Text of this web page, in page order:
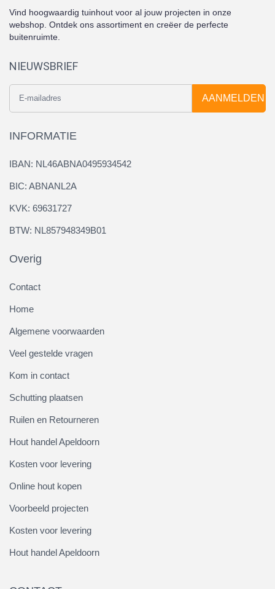
Vind hoogwaardig tuinhout voor al jouw projecten in onze
webshop. Ontdek ons assortiment en creëer de perfecte
buitenruimte.
NIEUWSBRIEF
AANMELDEN
INFORMATIE
IBAN: NL46ABNA0495934542
BIC: ABNANL2A
KVK: 69631727
BTW: NL857948349B01
Overig
Contact
Home
Algemene voorwaarden
Veel gestelde vragen
Kom in contact
Schutting plaatsen
Ruilen en Retourneren
Hout handel Apeldoorn
Kosten voor levering
Online hout kopen
Voorbeeld projecten
Kosten voor levering
Hout handel Apeldoorn